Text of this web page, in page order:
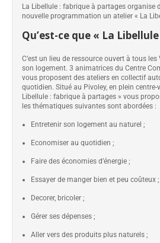
La Libellule : fabrique à partages organise
nouvelle programmation un atelier « La
Qu’est-ce que « La Libellule
C’est un lieu de ressource ouvert à tous
son logement. 3 animatrices du Centre
vous proposent des ateliers en collectif
quotidien. Situé au Pivoley, en plein centre-
Libellule : fabrique à partages » vous
les thématiques suivantes sont abordées :
Entretenir son logement au naturel ;
Economiser au quotidien ;
Faire des économies d’énergie ;
Essayer de manger bien et peu coûteux ;
Decorer, bricoler ;
Gérer ses dépenses ;
Aller vers des produits plus naturels ;